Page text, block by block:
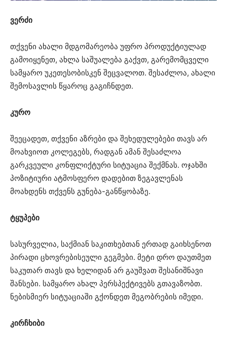
ვერძი
თქვენი ახალი მდგომარეობა უფრო პროდუქტიულად
გამოიყენეთ, ახლა საშუალება გაქვთ, გარემომცველი
სამყარო უკეთესობისკენ შეცვალოთ. შესაძლოა, ახალი
შემოსავლის წყაროც გაგიჩნდეთ.
კურო
შეეცადეთ, თქვენი აზრები და შეხედულებები თავს არ
მოახვიოთ კოლეგებს, რადგან ამან შესაძლოა
გარკვეული კონფლიქტური სიტუაცია შექმნას. ოჯახში
პოზიტიური ატმოსფერო დადებით ზეგავლენას
მოახდენს თქვენს გუნება-განწყობაზე.
ტყუპები
სასურველია, საქმიან საკითხებთან ერთად გაიხსენოთ
პირადი ცხოვრებისეული გეგმები. მეტი დრო დაუთმეთ
საკუთარ თავს და ხელიდან არ გაუშვათ შესანიშნავი
შანსები. სამყარო ახალ პერსპექტივებს გთავაზობთ.
ნებისმიერ სიტუაციაში გქონდეთ მეგობრების იმედი.
კირჩხიბი